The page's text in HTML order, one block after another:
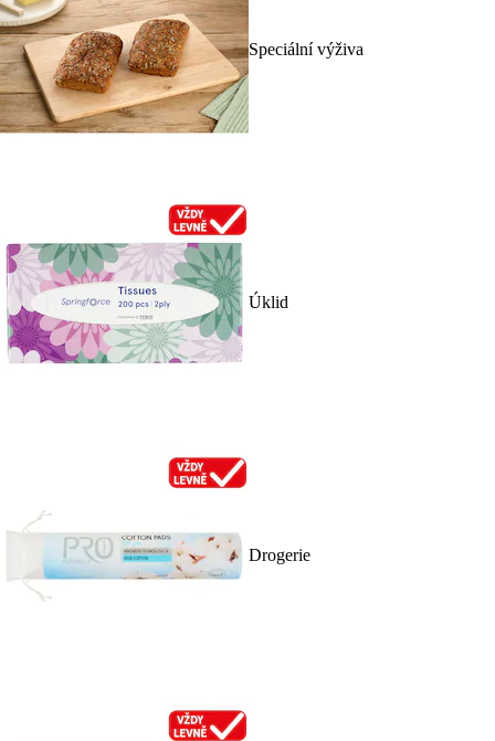
Speciální výživa
Úklid
Drogerie